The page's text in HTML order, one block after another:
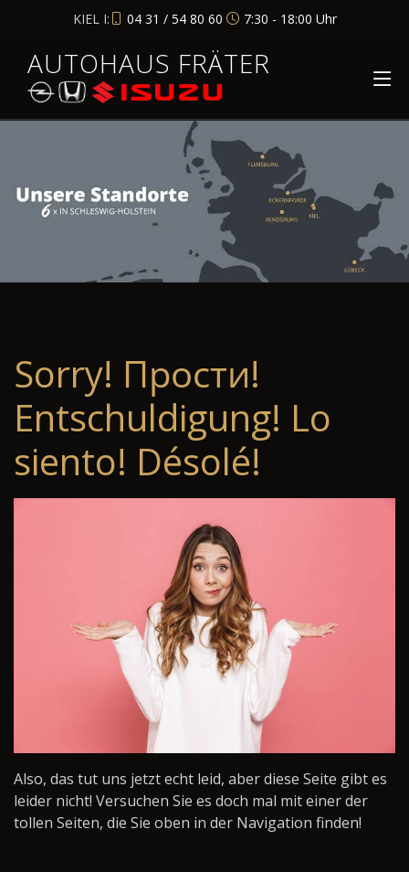
KIEL I: 04 31 / 54 80 60 7:30 - 18:00 Uhr
AUTOHAUS FRÄTER
Sorry! Прости!
Entschuldigung! Lo
siento! Désolé!
Also, das tut uns jetzt echt leid, aber diese Seite gibt es
leider nicht! Versuchen Sie es doch mal mit einer der
tollen Seiten, die Sie oben in der Navigation finden!